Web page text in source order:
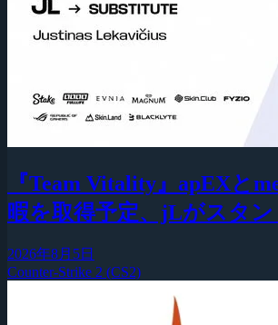
『Team Vitality』apEXと
暇を取得予定、jLがスタ
2026年8月5日
Counter-Strike 2 (CS2)